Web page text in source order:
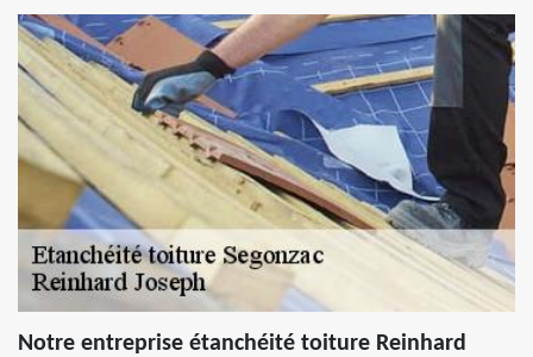
Notre entreprise étanchéité toiture Reinhard